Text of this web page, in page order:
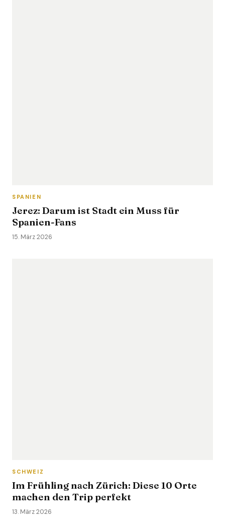
SPANIEN
Jerez: Darum ist Stadt ein Muss für
Spanien-Fans
15. März 2026
SCHWEIZ
Im Frühling nach Zürich: Diese 10 Orte
machen den Trip perfekt
13. März 2026